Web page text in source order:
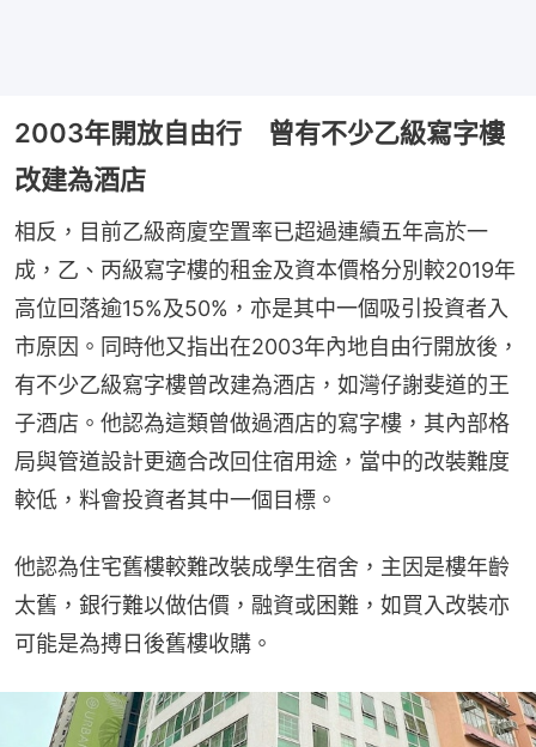
2003年開放自由行 曾有不少乙級寫字樓
改建為酒店
相反，目前乙級商廈空置率已超過連續五年高於一
成，乙、丙級寫字樓的租金及資本價格分別較2019年
高位回落逾15%及50%，亦是其中一個吸引投資者入
市原因。同時他又指出在2003年內地自由行開放後，
有不少乙級寫字樓曾改建為酒店，如灣仔謝斐道的王
子酒店。他認為這類曾做過酒店的寫字樓，其內部格
局與管道設計更適合改回住宿用途，當中的改裝難度
較低，料會投資者其中一個目標。
他認為住宅舊樓較難改裝成學生宿舍，主因是樓年齡
太舊，銀行難以做估價，融資或困難，如買入改裝亦
可能是為搏日後舊樓收購。